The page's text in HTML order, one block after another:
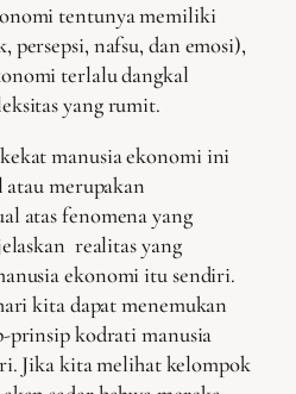
tentunya memiliki
persepsi, nafsu, dan emosi),
terlalu dangkal
yang rumit.
manusia ekonomi ini
merupakan
atas fenomena yang
realitas yang
ekonomi itu sendiri.
kita dapat menemukan
prinsip kodrati manusia
Jika kita melihat kelompok